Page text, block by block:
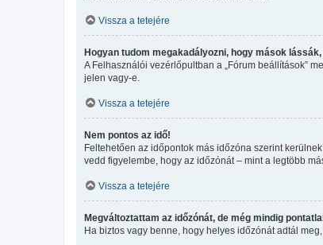
Vissza a tetejére
Hogyan tudom megakadályozni, hogy mások
A Felhasználói vezérlőpultban a „Fórum beállítások”
jelen vagy-e.
Vissza a tetejére
Nem pontos az idő!
Feltehetően az időpontok más időzóna szerint
vedd figyelembe, hogy az időzónát – mint a legtöbb
Vissza a tetejére
Megváltoztattam az időzónát, de még mindig
Ha biztos vagy benne, hogy helyes időzónát adtál